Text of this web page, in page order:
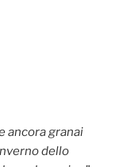
ancora granai
dello